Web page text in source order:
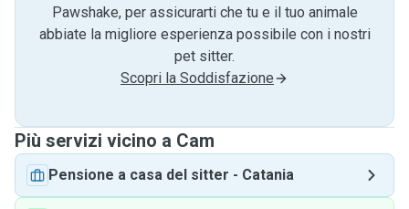
Pawshake, per assicurarti che tu e il tuo animale
abbiate la migliore esperienza possibile con i nostri
pet sitter.
Scopri la Soddisfazione
Più servizi vicino a Cam
Pensione a casa del sitter - Catania